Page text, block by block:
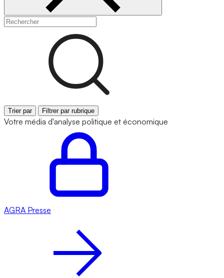
Trier par Filtrer par rubrique
Votre média d'analyse politique et économique
AGRA Presse